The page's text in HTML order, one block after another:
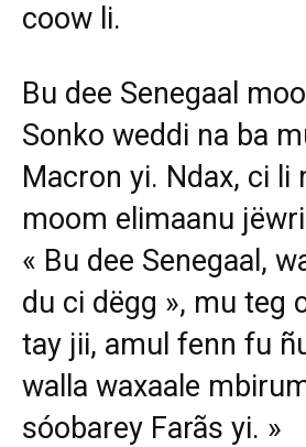
coow li.
Bu dee Senegaal
Sonko weddi na ba
Macron yi. Ndax, ci li
moom elimaanu
« Bu dee Senegaal,
du ci dëgg », mu teg
tay jii, amul fenn fu
walla waxaale
sóobarey Farãs yi. »